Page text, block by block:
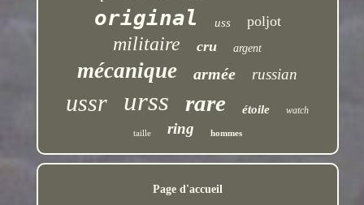
original uss poljot
militaire cru argent
mécanique armée russian
ussr urss rare étoile watch
taille ring hommes
Page d'accueil